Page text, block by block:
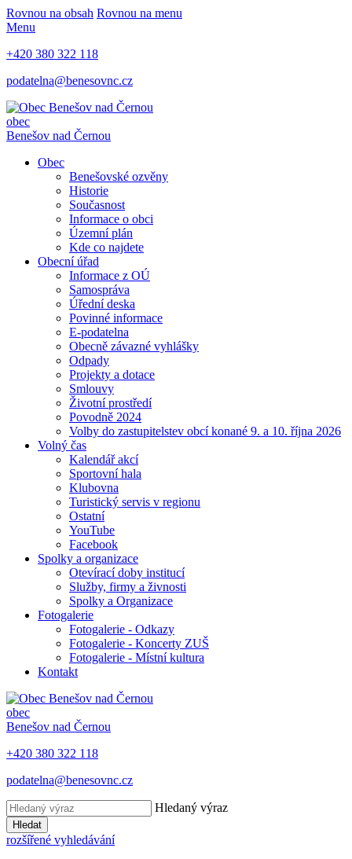
Rovnou na obsah Rovnou na menu
Menu
+420 380 322 118
podatelna@benesovnc.cz
obec
Benešov nad Černou
Obec
Benešovské ozvěny
Historie
Současnost
Informace o obci
Územní plán
Kde co najdete
Obecní úřad
Informace z OÚ
Samospráva
Úřední deska
Povinné informace
E-podatelna
Obecně závazné vyhlášky
Odpady
Projekty a dotace
Smlouvy
Životní prostředí
Povodně 2024
Volby do zastupitelstev obcí konané 9. a 10. října 2026
Volný čas
Kalendář akcí
Sportovní hala
Klubovna
Turistický servis v regionu
Ostatní
YouTube
Facebook
Spolky a organizace
Otevírací doby institucí
Služby, firmy a živnosti
Spolky a Organizace
Fotogalerie
Fotogalerie - Odkazy
Fotogalerie - Koncerty ZUŠ
Fotogalerie - Místní kultura
Kontakt
obec
Benešov nad Černou
+420 380 322 118
podatelna@benesovnc.cz
Hledaný výraz
Hledat
rozšířené vyhledávání